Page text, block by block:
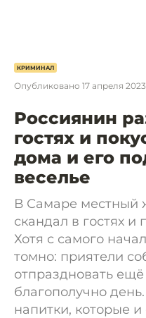
КРИМИНАЛ
Опубликовано 17 апреля
Россиянин
гостях и
дома и его
веселье
В Самаре местный
скандал в гостях
Хотя с самого
томно: приятели
отпраздновать
благополучно
напитки, которые